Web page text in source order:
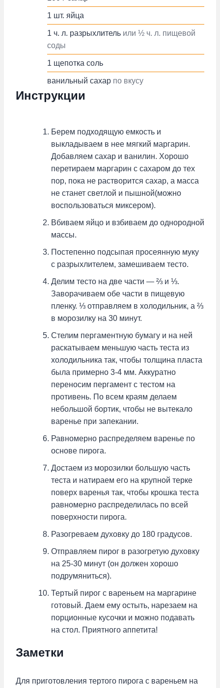
1 шт. яйца
1 ч. л. разрыхлитель или ½ ч. л. пищевой
соды
1 щепотка соль
ванильный сахар по вкусу
Инструкции
Берем подходящую емкость и
выкладываем в нее мягкий маргарин.
Добавляем сахар и ванилин. Хорошо
перетираем маргарин с сахаром до тех
пор, пока не растворится сахар, а масса
не станет светлой и пышной(можно
воспользоваться миксером).
Вбиваем яйцо и взбиваем до однородной
массы.
Постепенно подсыпая просеянную муку
с разрыхлителем, замешиваем тесто.
Делим тесто на две части — ⅔ и ⅓.
Заворачиваем обе части в пищевую
пленку. ⅓ отправляем в холодильник, а ⅔
в морозилку на 30 минут.
Стелим пергаментную бумагу и на ней
раскатываем меньшую часть теста из
холодильника так, чтобы толщина пласта
была примерно 3-4 мм. Аккуратно
переносим пергамент с тестом на
противень. По всем краям делаем
небольшой бортик, чтобы не вытекало
варенье при запекании.
Равномерно распределяем варенье по
основе пирога.
Достаем из морозилки большую часть
теста и натираем его на крупной терке
поверх варенья так, чтобы крошка теста
равномерно распределилась по всей
поверхности пирога.
Разогреваем духовку до 180 градусов.
Отправляем пирог в разогретую духовку
на 25-30 минут (он должен хорошо
подрумяниться).
Тертый пирог с вареньем на маргарине
готовый. Даем ему остыть, нарезаем на
порционные кусочки и можно подавать
на стол. Приятного аппетита!
Заметки
Для приготовления тертого пирога с вареньем на